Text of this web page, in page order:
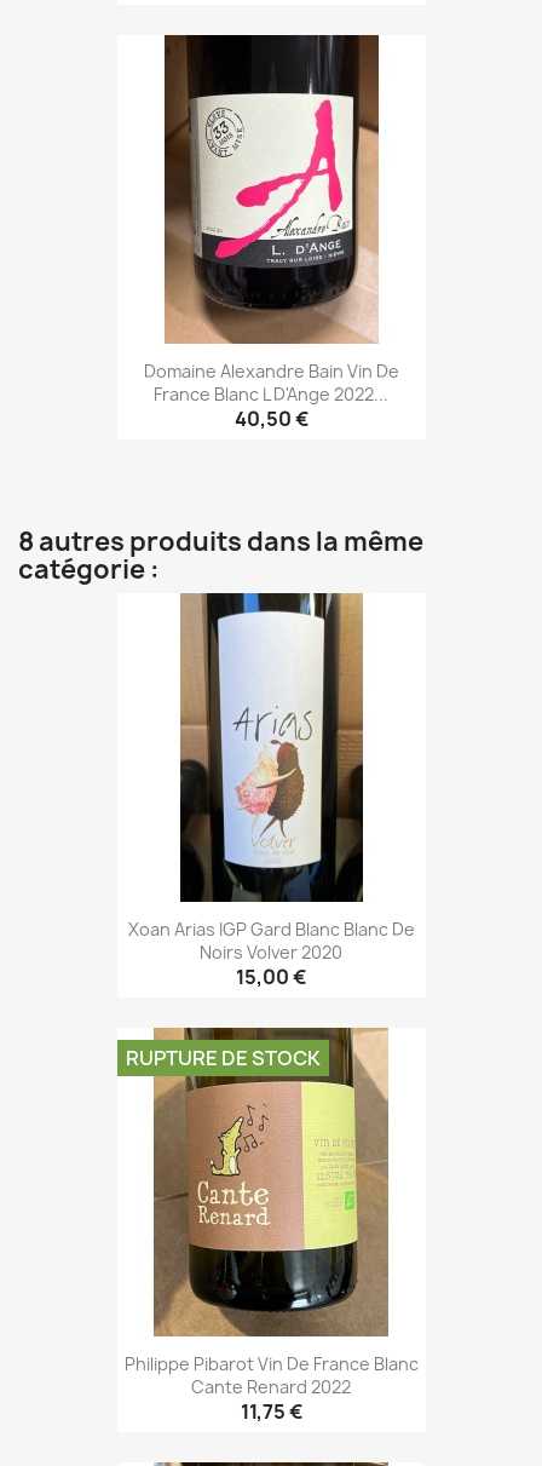
Domaine Alexandre Bain Vin De
France Blanc L D'Ange 2022...
40,50 €
8 autres produits dans la même
catégorie :
Xoan Arias IGP Gard Blanc Blanc De
Noirs Volver 2020
15,00 €
Philippe Pibarot Vin De France Blanc
Cante Renard 2022
11,75 €
RUPTURE DE STOCK